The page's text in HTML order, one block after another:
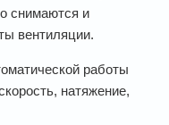
снимаются и
вентиляции.
работы
натяжение,